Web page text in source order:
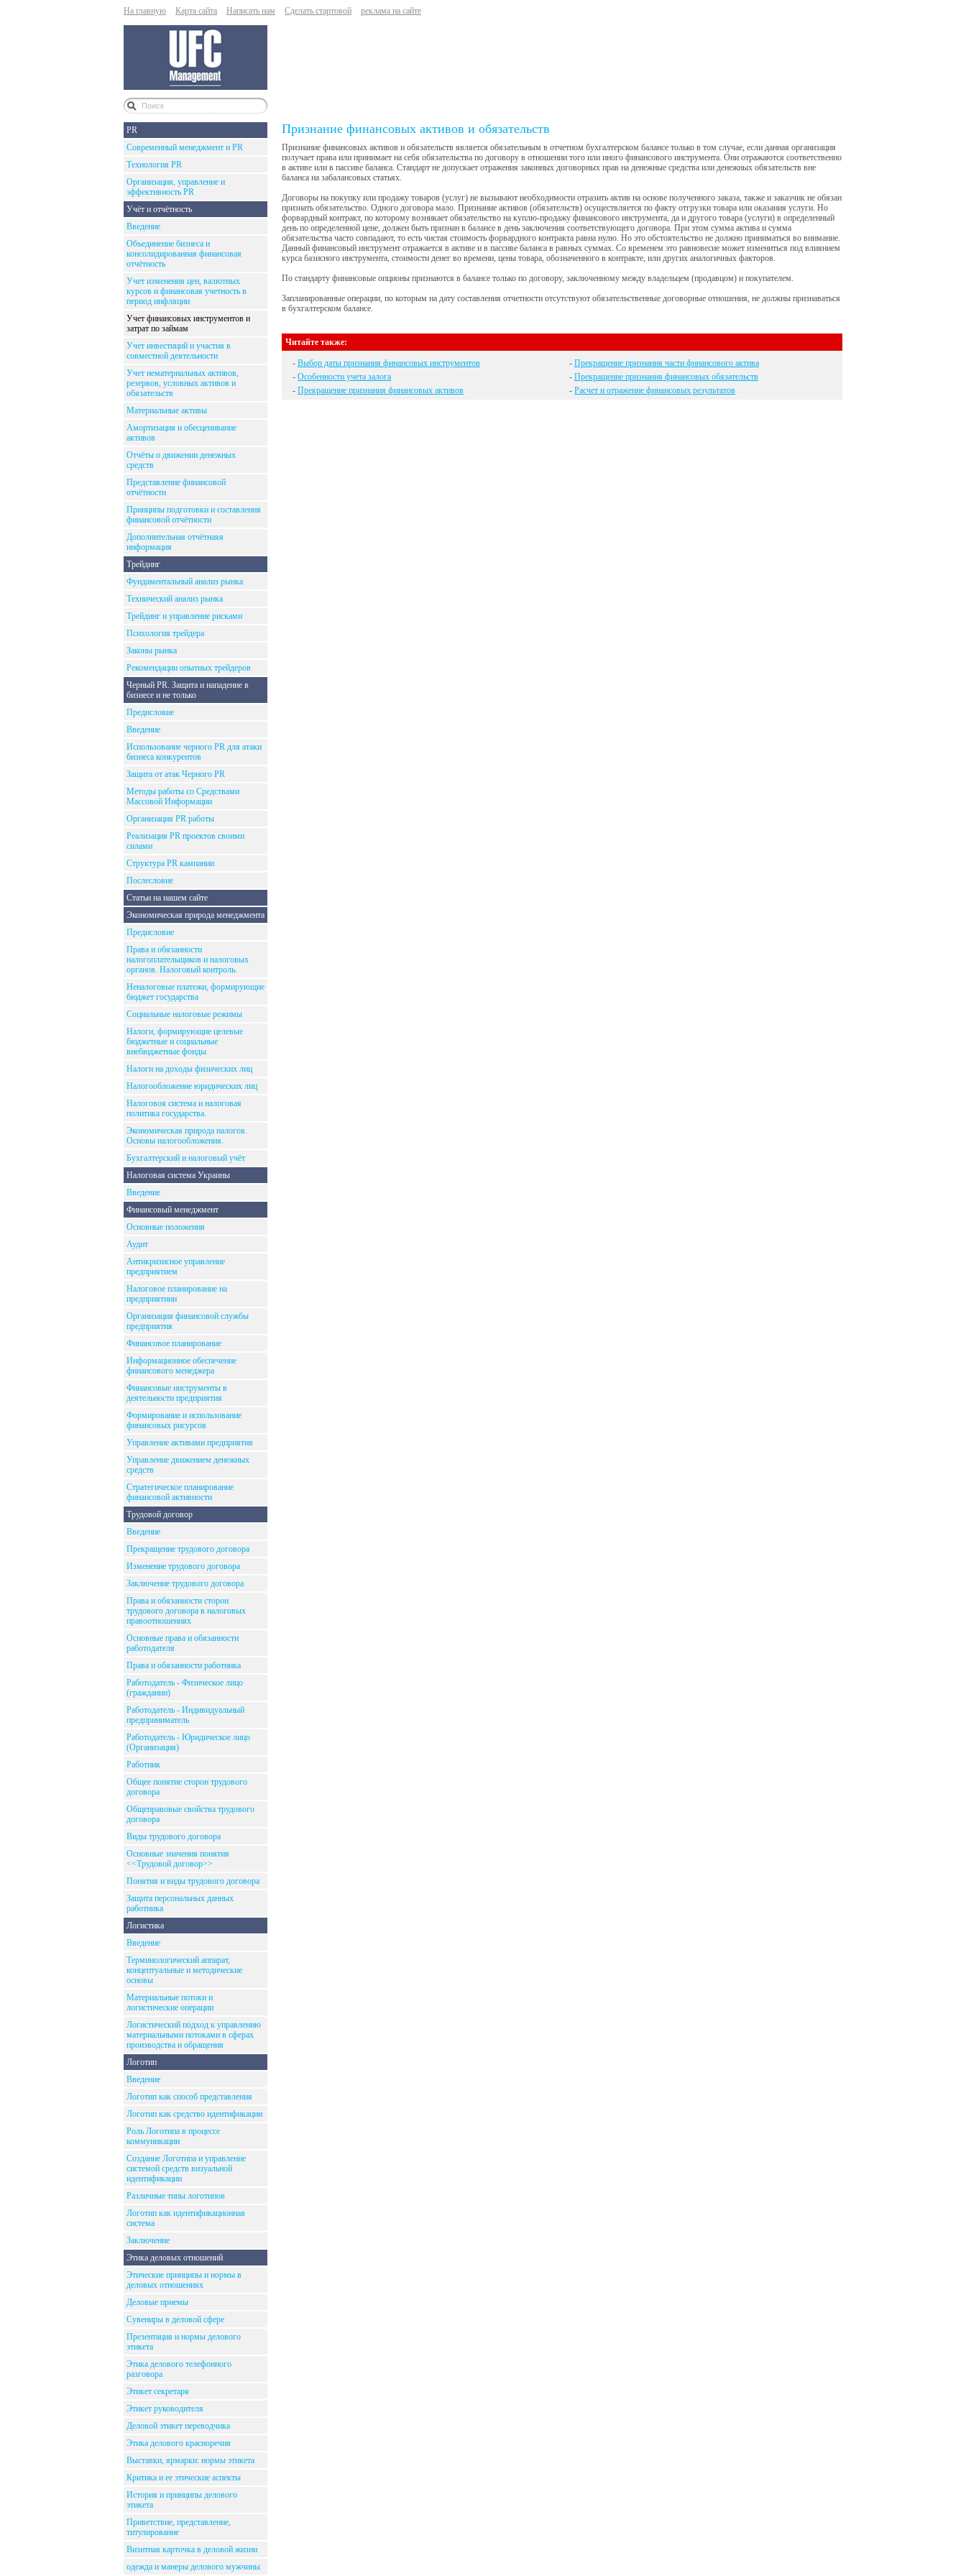
На главную Карта сайта Написать нам Сделать стартовой реклама на сайте
PR
Современный менеджмент и PR
Технология PR
Организация, управление и
эффективность PR
Учёт и отчётность
Введение
Объединение бизнеса и
консолидированная финансовая
отчётность
Учет изменения цен, валютных
курсов и финансовая учетность в
период инфляции
Учет финансовых инструментов и
затрат по займам
Учет инвестиций и участия в
совместной деятельности
Учет нематериальных активов,
резервов, условных активов и
обязательств
Материальные активы
Амортизация и обесценивание
активов
Отчёты о движении денежных
средств
Представление финансовой
отчётности
Принципы подготовки и составления
финансовой отчётности
Дополнительная отчётнаяя
информация
Трейдинг
Фундаментальный анализ рынка
Технический анализ рынка
Трейдинг и управление рисками
Психология трейдера
Законы рынка
Рекомендации опытных трейдеров
Черный PR. Защита и нападение в
бизнесе и не только
Предисловие
Введение
Использование черного PR для атаки
бизнеса конкурентов
Защита от атак Черного PR
Методы работы со Средствами
Массовой Информации
Организация PR работы
Реализация PR проектов своими
силами
Структура PR кампании
Послесловие
Статьи на нашем сайте
Экономическая природа менеджмента
Предисловие
Права и обязанности
налогоплательщиков и налоговых
органов. Налоговый контроль.
Неналоговые платежи, формирующие
бюджет государства
Социальные налоговые режимы
Налоги, формирующие целевые
бюджетные и социальные
внебюджетные фонды
Налоги на доходы физических лиц
Налогообложение юридических лиц
Налоговоя система и налоговая
политика государства.
Экономическая природа налогов.
Основы налогообложения.
Бухгалтерский и налоговый учёт
Налоговая система Украины
Введение
Финансовый менеджмент
Основные положения
Аудит
Антикризисное управление
предприятием
Налоговое планирование на
предприятиии
Организация финансовой службы
предприятия
Финансовое планирование
Информационное обеспечение
финансового менеджера
Финансовые инструменты в
деятельности предприятия
Формирование и использование
финансовых рисурсов
Управление активами предприятия
Управление движением денежных
средств
Стратегическое планирование
финансовой активности
Трудовой договор
Введение
Прекращение трудового договора
Изменение трудового договора
Заключение трудового договора
Права и обязанности сторон
трудового договора в налоговых
правоотношениях
Основные права и обязанности
работодателя
Права и обязанности работника
Работодатель - Физическое лицо
(гражданин)
Работодатель - Индивидуальный
предприниматель
Работодатель - Юридическое лицо
(Организация)
Работник
Общее понятие сторон трудового
договора
Общеправовые свойства трудового
договора
Виды трудового договора
Основные значения понятия
<<Трудовой договор>>
Понятия и виды трудового договора
Защита персональных данных
работника
Логистика
Введение
Терминологический аппарат,
концептуальные и методические
основы
Материальные потоки и
логистические операции
Логистический подход к управлению
материальными потоками в сферах
производства и обращения
Логотип
Введение
Логотип как способ представления
Логотип как средство идентификации
Роль Логотипа в процессе
коммуникации
Создание Логотипа и управление
системой средств визуальной
идентификации
Различные типы логотипов
Логотип как идентификационная
система
Заключение
Этика деловых отношений
Этические принципы и нормы в
деловых отношениях
Деловые приемы
Сувениры в деловой сфере
Презентация и нормы делового
этикета
Этика делового телефонного
разговора
Этикет секретаря
Этикет руководителя
Деловой этикет переводчика
Этика делового красноречия
Выставки, ярмарки: нормы этикета
Критика и ее этические аспекты
История и принципы делового
этикета
Приветствие, представление,
титулирование
Визитная карточка в деловой жизни
одежда и манеры делового мужчины
Признание финансовых активов и обязательств
Признание финансовых активов и обязательств является обязательным в отчетном бухгалтерском балансе только в том случае, если данная организация
получает права или принимает на себя обязательства по договору в отношении того или иного финансового инструмента. Они отражаются соответственно
в активе или в пассиве баланса. Стандарт не допускает отражения законных договорных прав на денежные средства или денежных обязательств вне
баланса на забалансовых статьях.
Договоры на покупку или продажу товаров (услуг) не вызывают необходимости отразить актив на основе полученного заказа, также и заказчик не обязан
признать обязательство. Одного договора мало. Признание активов (обязательств) осуществляется по факту отгрузки товара или оказания услуги. Но
форвардный контракт, по которому возникает обязательство на куплю-продажу финансового инструмента, да и другого товара (услуги) в определенный
день по определенной цене, должен быть признан в балансе в день заключения соответствующего договора. При этом сумма актива и сумма
обязательства часто совпадают, то есть чистая стоимость форвардного контракта равна нулю. Но это обстоятельство не должно приниматься во внимание.
Данный финансовый инструмент отражается в активе и в пассиве баланса в равных суммах. Со временем это равновесие может измениться под влиянием
курса базисного инструмента, стоимости денег во времени, цены товара, обозначенного в контракте, или других аналогичных факторов.
По стандарту финансовые опционы признаются в балансе только по договору, заключенному между владельцем (продавцом) и покупателем.
Запланированные операции, по которым на дату составления отчетности отсутствуют обязательственные договорные отношения, не должны признаваться
в бухгалтерском балансе.
Читайте также:
- Выбор даты признания финансовых инструментов
- Особенности учета залога
- Прекращение признания финансовых активов
- Прекращение признания части финансового актива
- Прекращение признания финансовых обязательств
- Расчет и отражение финансовых результатов